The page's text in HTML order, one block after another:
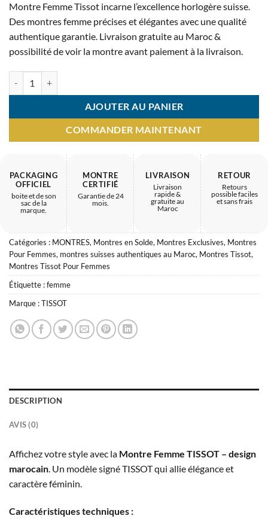
initial
était :
4.500 MAD.
actuel
est :
2.400 MAD.
Montre Femme Tissot incarne l’excellence horlogère suisse.
Des montres femme précises et élégantes avec une qualité
authentique garantie. Livraison gratuite au Maroc &
possibilité de voir la montre avant paiement à la livraison.
AJOUTER AU PANIER
COMMANDER MAINTENANT
PACKAGING
OFFICIEL
boite et de son
sac de la
marque.
MONTRE
CERTIFIÉ
Garantie de 24
mois.
LIVRAISON
Livraison
rapide &
gratuite au
Maroc
RETOUR
Retours
possible faciles
et sans frais
Catégories : MONTRES, Montres en Solde, Montres Exclusives, Montres
Pour Femmes, montres suisses authentiques au Maroc, Montres Tissot,
Montres Tissot Pour Femmes
Étiquette :femme
Marque :TISSOT
DESCRIPTION
AVIS (0)
Affichez votre style avec la Montre Femme TISSOT – design
marocain. Un modèle signé TISSOT qui allie élégance et
caractère féminin.
Caractéristiques techniques :